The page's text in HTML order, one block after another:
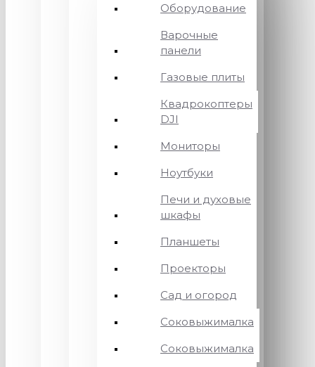
Оборудование
Варочные
панели
Газовые плиты
Квадрокоптеры
DJI
Мониторы
Ноутбуки
Печи и духовые
шкафы
Планшеты
Проекторы
Сад и огород
Соковыжималка
Соковыжималка